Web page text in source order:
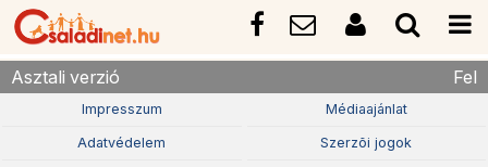
Asztali verzió Fel
Impresszum Médiaajánlat
Adatvédelem Szerzõi jogok